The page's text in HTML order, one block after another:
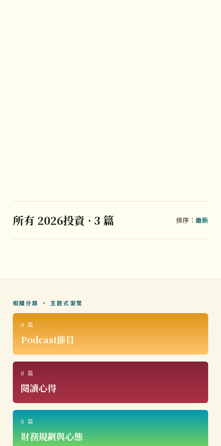
所有 2026投資 · 3 篇 排序：最新
相關分類 · 主題式瀏覽
0 篇
Podcast節目
0 篇
閱讀心得
0 篇
財務規劃與心態